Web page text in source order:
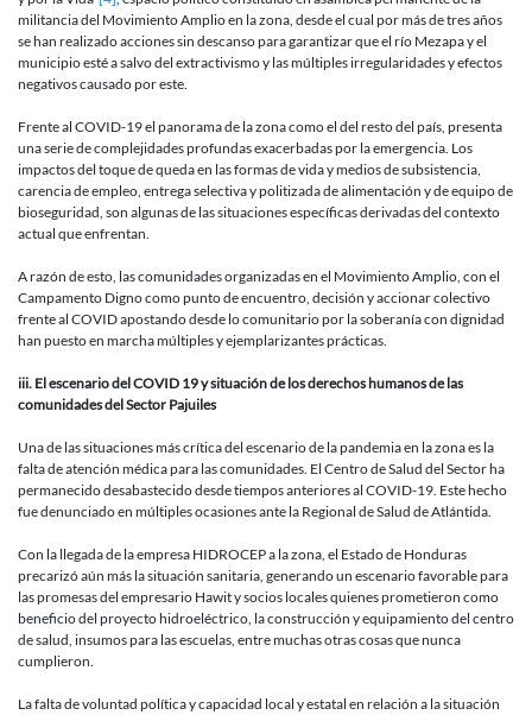
militancia del Movimiento Amplio en la zona, desde el cual por más de tres años
se han realizado acciones sin descanso para garantizar que el río Mezapa y el
municipio esté a salvo del extractivismo y las múltiples irregularidades y efectos
negativos causado por este.
Frente al COVID-19 el panorama de la zona como el del resto del país, presenta
una serie de complejidades profundas exacerbadas por la emergencia. Los
impactos del toque de queda en las formas de vida y medios de subsistencia,
carencia de empleo, entrega selectiva y politizada de alimentación y de equipo de
bioseguridad, son algunas de las situaciones específicas derivadas del contexto
actual que enfrentan.
A razón de esto, las comunidades organizadas en el Movimiento Amplio, con el
Campamento Digno como punto de encuentro, decisión y accionar colectivo
frente al COVID apostando desde lo comunitario por la soberanía con dignidad
han puesto en marcha múltiples y ejemplarizantes prácticas.
iii. El escenario del COVID 19 y situación de los derechos humanos de las
comunidades del Sector Pajuiles
Una de las situaciones más crítica del escenario de la pandemia en la zona es la
falta de atención médica para las comunidades. El Centro de Salud del Sector ha
permanecido desabastecido desde tiempos anteriores al COVID-19. Este hecho
fue denunciado en múltiples ocasiones ante la Regional de Salud de Atlántida.
Con la llegada de la empresa HIDROCEP a la zona, el Estado de Honduras
precarizó aún más la situación sanitaria, generando un escenario favorable para
las promesas del empresario Hawit y socios locales quienes prometieron como
beneficio del proyecto hidroeléctrico, la construcción y equipamiento del centro
de salud, insumos para las escuelas, entre muchas otras cosas que nunca
cumplieron.
La falta de voluntad política y capacidad local y estatal en relación a la situación